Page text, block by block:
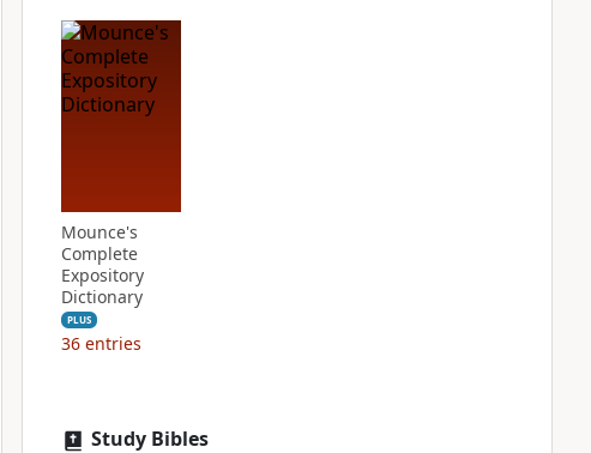
Mounce's
Complete
Expository
Dictionary
PLUS
36 entries
Study Bibles